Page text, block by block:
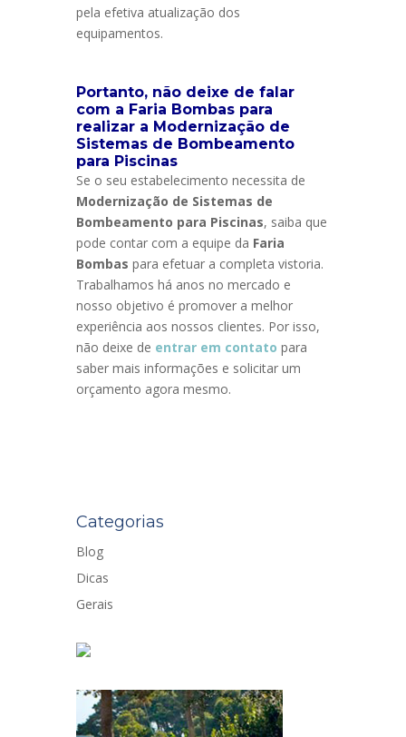
pela efetiva atualização dos
equipamentos.
Portanto, não deixe de falar
com a Faria Bombas para
realizar a Modernização de
Sistemas de Bombeamento
para Piscinas
Se o seu estabelecimento necessita de
Modernização de Sistemas de
Bombeamento para Piscinas, saiba que
pode contar com a equipe da Faria
Bombas para efetuar a completa vistoria.
Trabalhamos há anos no mercado e
nosso objetivo é promover a melhor
experiência aos nossos clientes. Por isso,
não deixe de entrar em contato para
saber mais informações e solicitar um
orçamento agora mesmo.
Categorias
Blog
Dicas
Gerais